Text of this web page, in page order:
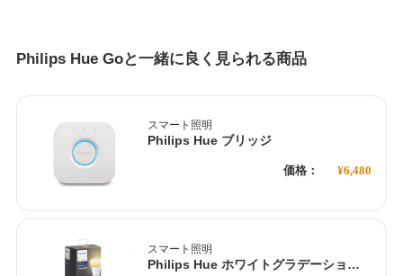
Philips Hue Goと一緒に良く見られる商品
スマート照明
Philips Hue ブリッジ
価格： ¥6,480
スマート照明
Philips Hue ホワイトグラデーション シングルランプ